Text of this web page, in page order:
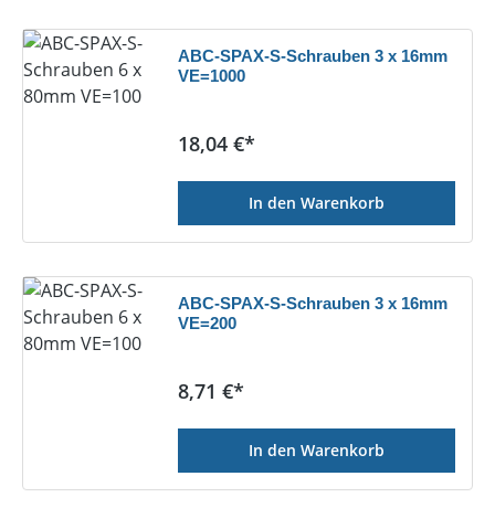
ABC-SPAX-S-Schrauben 3 x 16mm
VE=1000
Regulärer Preis:
18,04 €*
In den Warenkorb
ABC-SPAX-S-Schrauben 3 x 16mm
VE=200
Regulärer Preis:
8,71 €*
In den Warenkorb